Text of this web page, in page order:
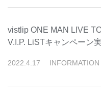
vistlip ONE MAN LIVE
V.I.P. LiSTキャンペーン
2022 4 17 INFORMATION